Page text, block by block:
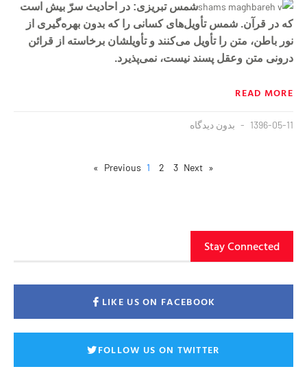
شمس تبریزی: در احادیث سرّ بیش است
که در قرآن. شمس تأویل‌های کسانی را که بدون بهره‌گیری از
نور باطن، متن را تأویل می‌کنند و تأویلشان برخاسته از قرائن
درونی متن وعقل پسند نیست، نمی‌پذیرد.
READ MORE
1396-05-11 بدون دیدگاه
« Previous
1 2 3 Next »
Stay Connected
LIKE US ON FACEBOOK
FOLLOW US ON TWITTER